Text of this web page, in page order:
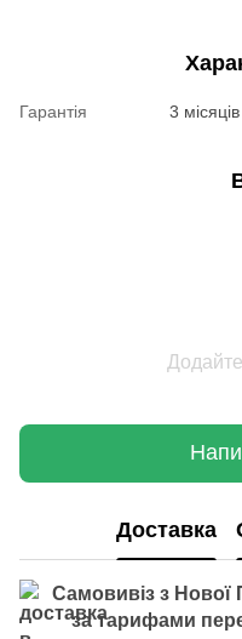
Гарантія 3 місяців
Доставка
за тарифами